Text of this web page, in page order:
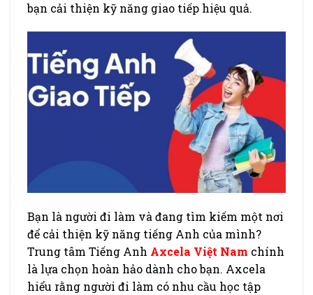
bạn cải thiện kỹ năng giao tiếp hiệu quả.
Bạn là người đi làm và đang tìm kiếm một nơi
để cải thiện kỹ năng tiếng Anh của mình?
Trung tâm Tiếng Anh Axcela Việt Nam chính
là lựa chọn hoàn hảo dành cho bạn. Axcela
hiểu rằng người đi làm có nhu cầu học tập